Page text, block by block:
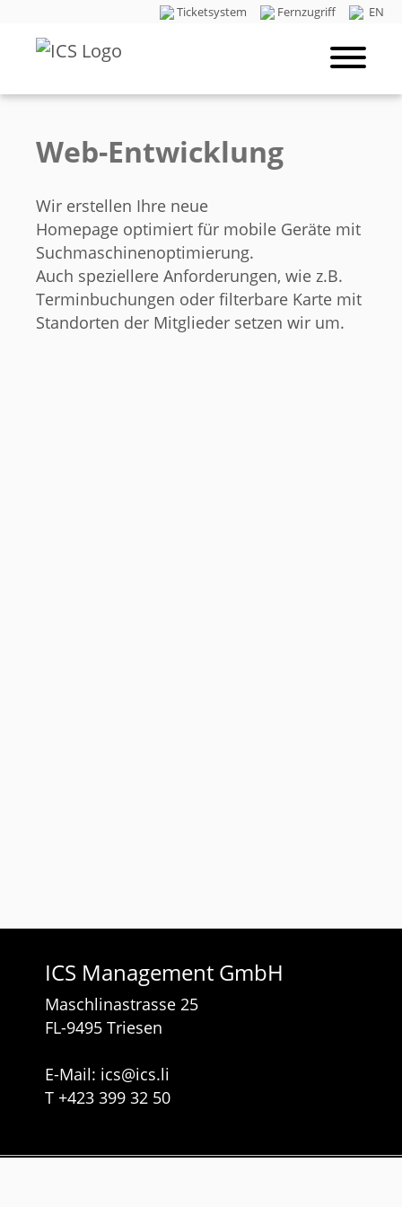
Ticketsystem Fernzugriff EN
Web-Entwicklung
Wir erstellen Ihre neue
Homepage optimiert für mobile Geräte mit
Suchmaschinenoptimierung.
Auch speziellere Anforderungen, wie z.B.
Terminbuchungen oder filterbare Karte mit
Standorten der Mitglieder setzen wir um.
ICS Management GmbH
Maschlinastrasse 25
FL-9495 Triesen
E-Mail: ics@ics.li
T +423 399 32 50